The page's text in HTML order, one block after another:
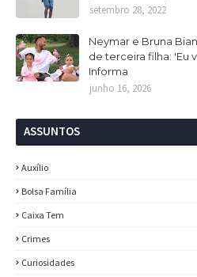
setembro 28, 2022
Neymar e Bruna
de terceira filha: 'Eu
Informa
junho 16, 2026
ASSUNTOS
Auxílio
Bolsa Família
Caixa Tem
Crimes
Curiosidades